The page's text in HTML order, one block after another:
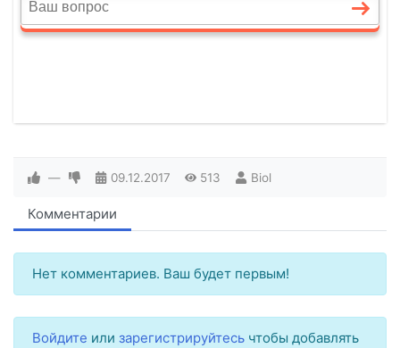
— 09.12.2017 513 Biol
Комментарии
Нет комментариев. Ваш будет первым!
Войдите или зарегистрируйтесь чтобы добавлять